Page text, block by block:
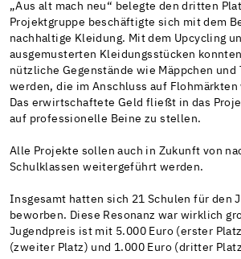
„Aus alt mach neu“ belegte den dritten
Projektgruppe beschäftigte sich mit dem
nachhaltige Kleidung. Mit dem Upcycling
ausgemusterten Kleidungsstücken
nützliche Gegenstände wie Mäppchen und
werden, die im Anschluss auf
Das erwirtschaftete Geld fließt in das
auf professionelle Beine zu stellen.
Alle Projekte sollen auch in Zukunft von
Schulklassen weitergeführt werden.
Insgesamt hatten sich 21 Schulen für den
beworben. Diese Resonanz war wirklich
Jugendpreis ist mit 5.000 Euro (erster
(zweiter Platz) und 1.000 Euro (dritter